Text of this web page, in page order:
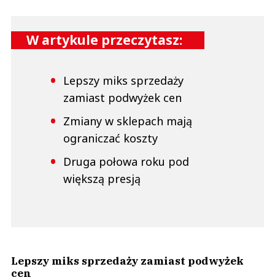
W artykule przeczytasz:
Lepszy miks sprzedaży
zamiast podwyżek cen
Zmiany w sklepach mają
ograniczać koszty
Druga połowa roku pod
większą presją
Lepszy miks sprzedaży zamiast podwyżek
cen